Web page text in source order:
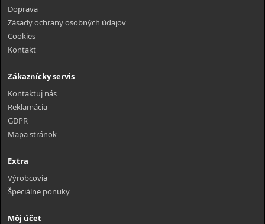
Doprava
Zásady ochrany osobných údajov
Cookies
Kontakt
Zákaznícky servis
Kontaktuj nás
Reklamácia
GDPR
Mapa stránok
Extra
Výrobcovia
Špeciálne ponuky
Môj účet